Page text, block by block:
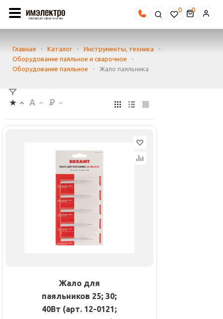
0
Главная - Каталог - Инструменты, техника
-
Оборудование паяльное и сварочное
-
Оборудование паяльное
- Жало паяльника
Жало для
паяльников 25; 30;
40Вт (арт. 12-0121;